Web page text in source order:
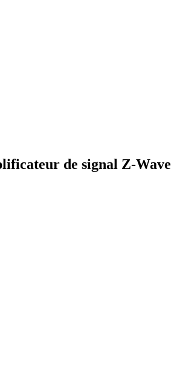
de signal Z-Wave